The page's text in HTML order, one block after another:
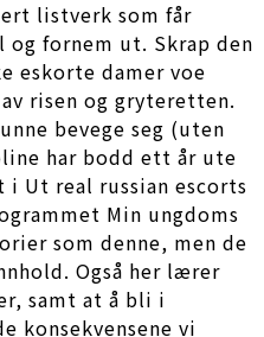
listverk som får
fornem ut. Skrap den
eskorte damer voe
risen og gryteretten.
bevege seg (uten
har bodd ett år ute
Ut real russian escorts
Min ungdoms
som denne, men de
Også her lærer
samt at å bli i
konsekvensene vi